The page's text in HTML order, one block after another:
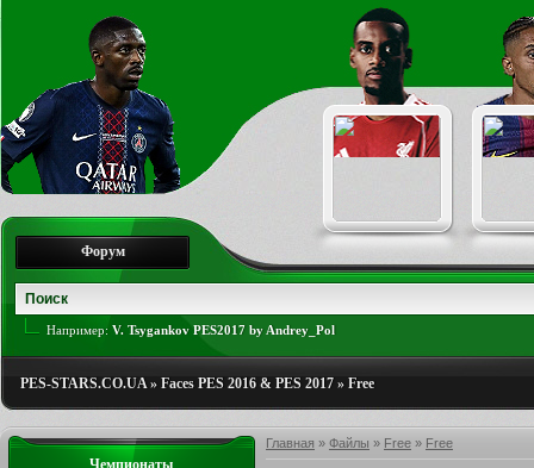
Форум
Например: V. Tsygankov PES2017 by Andrey_Pol
PES-STARS.CO.UA» Faces PES 2016 & PES 2017 » Free
Главная » Файлы » Free » Free
Чемпионаты